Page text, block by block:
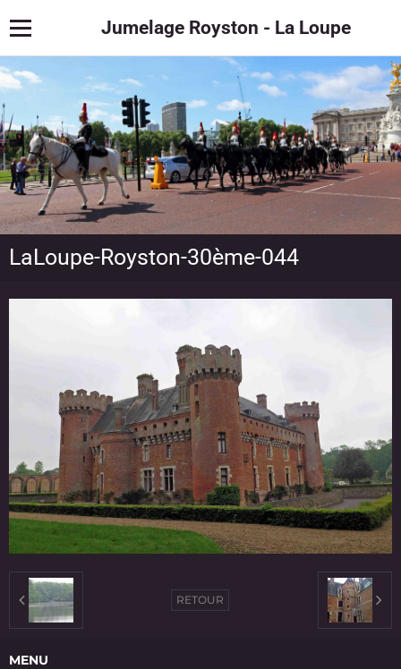
Jumelage Royston - La Loupe
LaLoupe-Royston-30ème-044
RETOUR
MENU